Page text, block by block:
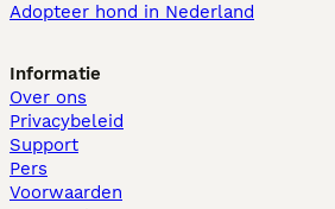
Adopteer hond in Nederland
Informatie
Over ons
Privacybeleid
Support
Pers
Voorwaarden